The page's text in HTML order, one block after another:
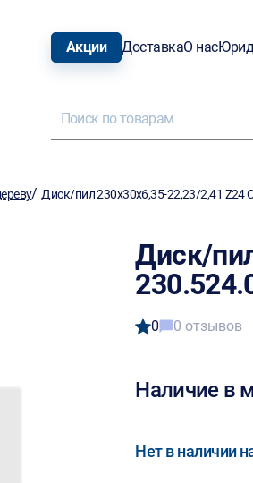
Акции ДоставкаО нас
/Диск/пил 230х30х6,35-22,23/2,41
Диск/
0 0 отзывов
Наличие в
Нет в наличии